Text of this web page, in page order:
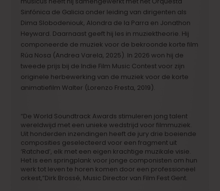
Sinfónica de Galicia onder leiding van dirigenten als
Dima Slobodeniouk, Alondra de la Parra en Jonathon
Heyward. Daarnaast geeft hij les in muziektheorie. Hij
componeerde de muziek voor de bekroonde korte film
Rúa Nosa (Andrea Varela, 2025). In 2026 won hij de
tweede prijs bij de Indie Film Music Contest voor zijn
originele herbewerking van de muziek voor de korte
animatiefilm Walter (Lorenzo Fresta, 2019).
“De World Soundtrack Awards stimuleren jong talent
wereldwijd met een unieke wedstrijd voor filmmuziek.
Uit honderden inzendingen heeft de jury drie boeiende
composities geselecteerd voor een fragment uit
‘Ratched’, elk met een eigen krachtige muzikale visie.
Het is een springplank voor jonge componisten om hun
werk tot leven te horen komen door een professioneel
orkest,”Dirk Brossé, Music Director van Film Fest Gent.